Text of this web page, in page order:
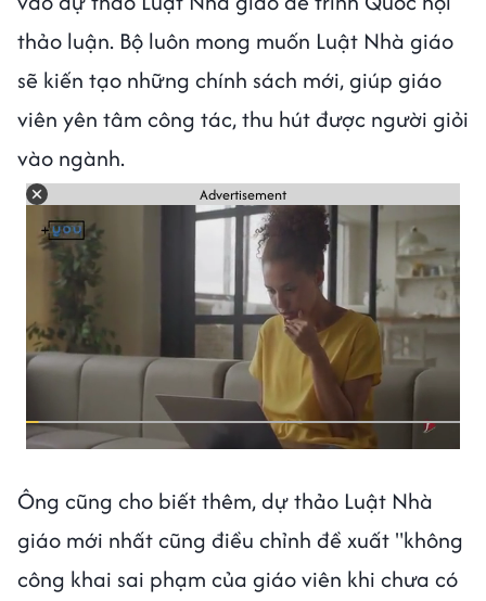
thảo luận. Bộ luôn mong muốn Luật Nhà giáo
sẽ kiến tạo những chính sách mới, giúp giáo
viên yên tâm công tác, thu hút được người giỏi
vào ngành.
Advertisement
Ông cũng cho biết thêm, dự thảo Luật Nhà
giáo mới nhất cũng điều chỉnh đề xuất "không
công khai sai phạm của giáo viên khi chưa có